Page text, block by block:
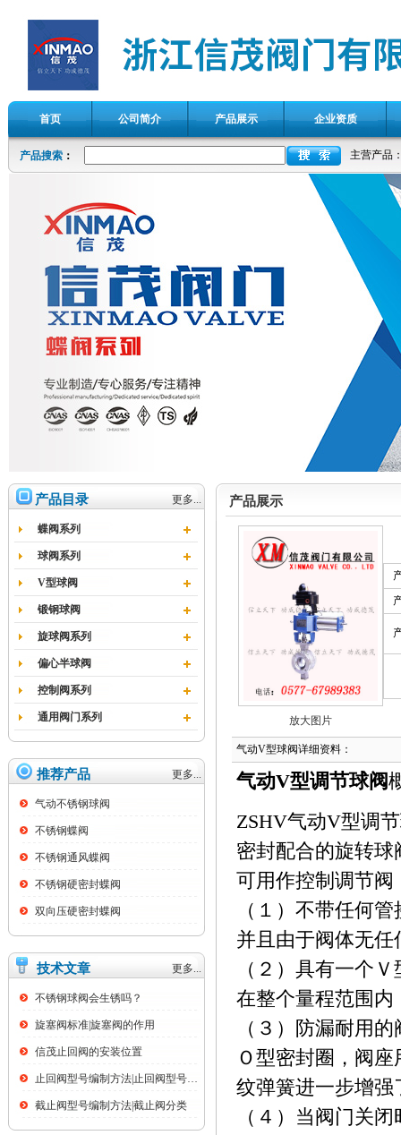
首页 公司简介 产品展示 企业资质
产品搜索： 主营产品
产品目录 更多...
蝶阀系列
球阀系列
V型球阀
锻钢球阀
旋球阀系列
偏心半球阀
控制阀系列
通用阀门系列
推荐产品 更多...
气动不锈钢球阀
不锈钢蝶阀
不锈钢通风蝶阀
不锈钢硬密封蝶阀
双向压硬密封蝶阀
技术文章 更多...
不锈钢球阀会生锈吗？
旋塞阀标准|旋塞阀的作用
信茂止回阀的安装位置
止回阀型号编制方法|止回阀型号名称大全
截止阀型号编制方法|截止阀分类
产品展示
放大图片
气动V型球阀详细资料：
气动V型调节球阀
ZSHV气动V型调
密封配合的旋转
可用作控制调节
（１）不带任何
并且由于阀体无任
（２）具有一个
在整个量程范围内
（３）防漏耐用
Ｏ型密封圈，阀
纹弹簧进一步增强
（４）当阀门关